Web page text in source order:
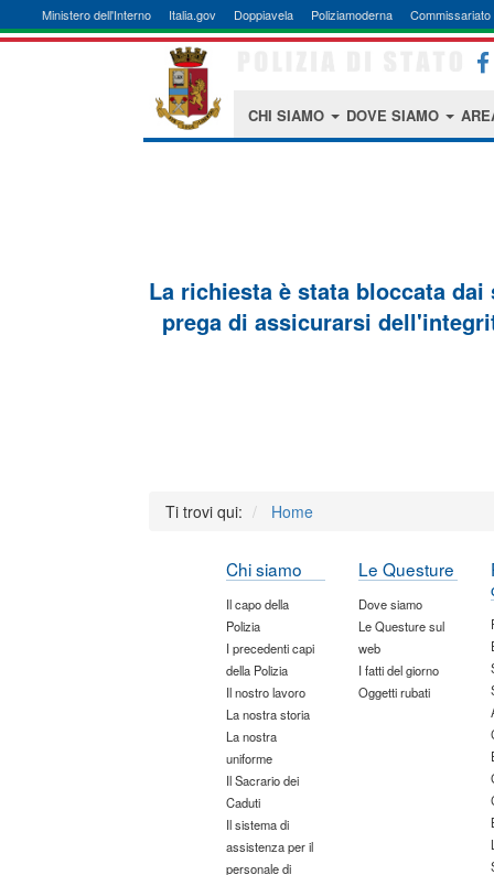
Ministero dell'Interno Italia.gov Doppiavela Poliziamoderna Commissariato
CHI SIAMO DOVE SIAMO
La richiesta è stata bloccata
prega di assicurarsi
Ti trovi qui: Home
Chi siamo
Il capo della
Polizia
I precedenti capi
della Polizia
Il nostro lavoro
La nostra storia
La nostra
uniforme
Il Sacrario dei
Caduti
Il sistema di
assistenza per il
personale di
Le Questure
Dove siamo
Le Questure sul
web
I fatti del giorno
Oggetti rubati